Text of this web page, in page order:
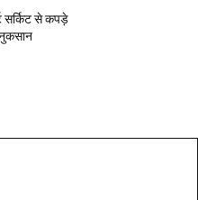
सर्किट से कपड़े